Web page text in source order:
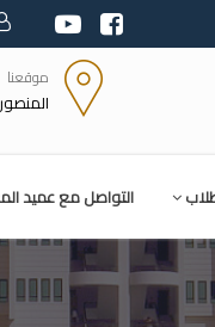
موقعنا
التواصل مع عميد